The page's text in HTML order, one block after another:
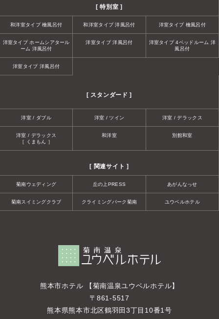
熊本市ホテル 【菊南温泉ユウベルホテル】
〒861-5517
熊本県熊本市北区鶴羽田3丁目10番1号
[ 特別室 ]
和洋室タイプ 檜風呂付 和洋室タイプ 洋風呂付 洋室タイプ 檜風呂付
洋室タイプ ホームシアタール
ーム 洋風呂付
洋室タイプ 洋風呂付
洋室タイプ 4ベッドルーム 洋
風呂付
洋室タイプ 洋風呂付
[ スタンダード ]
洋室 / ダブル 洋室 / ツイン 洋室 / デラックス
洋室 / デラックス
［ くまもん ］
和洋室 別館和室
[ 関連サイト ]
菊南ウェディング 丘の上PRESS あがんなっせ
菊南スイミングクラブ クライミングパーク菊南 ユウベルホテル